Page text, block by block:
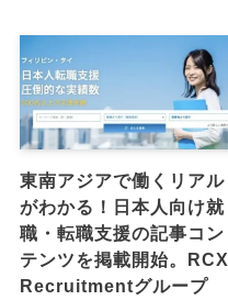
東南アジアで働くリアル
がわかる！日本人向け就
職・転職支援の記事コン
テンツを掲載開始。RCX
Recruitmentグループ